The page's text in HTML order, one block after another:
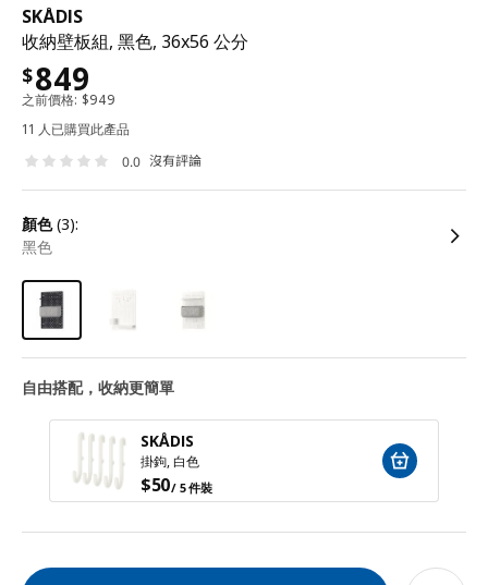
SKÅDIS
收納壁板組, 黑色, 36x56 公分
$849
之前價格: $949
11 人已購買此產品
0.0 沒有評論
顏色(3):
黑色
自由搭配，收納更簡單
SKÅDIS
掛鉤, 白色
$50/ 5 件裝